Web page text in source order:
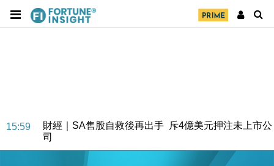
15:59
財經｜SA售股自救後再出手 斥4億美元押注未上市公
司
財經｜精星香港夥菜鳥拓全球智慧倉儲市場 加快海外